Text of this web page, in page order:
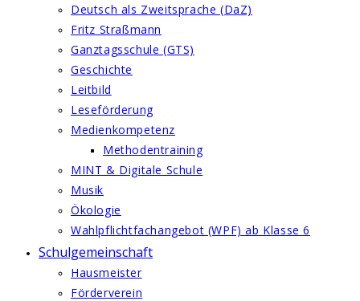
Deutsch als Zweitsprache (DaZ)
Fritz Straßmann
Ganztagsschule (GTS)
Geschichte
Leitbild
Leseförderung
Medienkompetenz
Methodentraining
MINT & Digitale Schule
Musik
Ökologie
Wahlpflichtfachangebot (WPF) ab Klasse 6
Schulgemeinschaft
Hausmeister
Förderverein